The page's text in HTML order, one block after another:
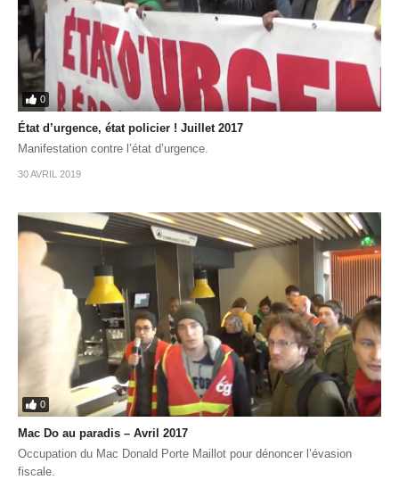
0
État d’urgence, état policier ! Juillet 2017
Manifestation contre l’état d’urgence.
30 AVRIL 2019
0
Mac Do au paradis – Avril 2017
Occupation du Mac Donald Porte Maillot pour dénoncer l’évasion
fiscale.